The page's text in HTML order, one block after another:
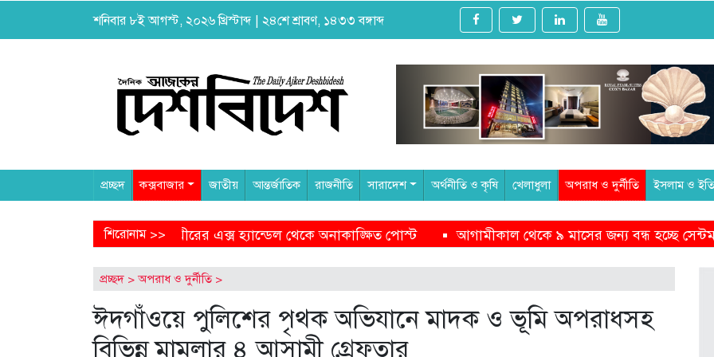
শনিবার ৮ই আগস্ট, ২০২৬ খ্রিস্টাব্দ | ২৪শে শ্রাবণ, ১৪৩৩ বঙ্গাব্দ
প্রচ্ছদ কক্সবাজার জাতীয় আন্তর্জাতিক রাজনীতি সারাদেশ অর্থনীতি ও কৃষি খেলাধুলা অপরাধ ও দুর্নীতি ইসলাম ও
শিরোনাম >>
থেকে অনাকাঙ্ক্ষিত পোস্ট আগামীকাল থেকে ৯ মাসের জন্য বন্ধ হচ্ছে সেন্টমার্টিন ভ্রমণ পক্ষপাতদুষ্ট অবস্থানের
প্রচ্ছদ >অপরাধ ও দুর্নীতি>
ঈদগাঁওয়ে পুলিশের পৃথক অভিযানে মাদক ও ভূমি অপরাধসহ
বিভিন্ন মামলার ৪ আসামী গ্রেফতার